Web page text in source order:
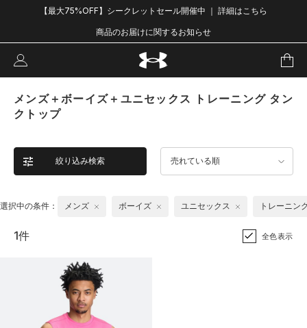
【最大75%OFF】シークレットセール開催中 ｜ 詳細はこちら
商品のお届けに関するお知らせ
メンズ＋ボーイズ＋ユニセックス トレーニング タン
クトップ
絞り込み検索 売れている順
選択中の条件： メンズ ボーイズ ユニセックス トレーニン
1件 全色表示